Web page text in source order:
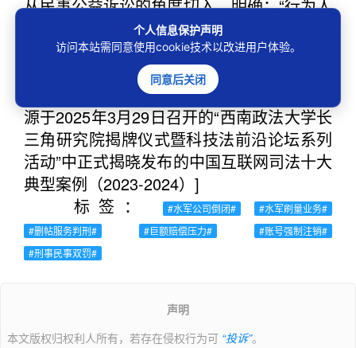
从民事公益诉讼的角度切入，明确：“行为人
以营利为目的，组织、操纵‘网络水军’进
行‘转评赞’‘直发’‘投诉举报删帖’等活动，属于
流量造假和干预信息呈现的行为，应当被认
定为利用网络传播虚假信息的违法行为。[来
源于2025年3月29日召开的“西南政法大学长
三角研究院揭牌仪式暨科技法前沿论坛系列
活动”中正式揭晓发布的中国互联网司法十大
典型案例（2023-2024）]
标签：
#水军公司倒闭#
#水军刷量业务#
#删帖服务判刑#
#巨额赔偿压力#
#账号强制注销#
#刑事民事双罚#
声明
本文版权归权利人所有，若存在侵权行为可 “投诉”。
个人信息保护声明
访问本站需同意使用cookie技术以改进用户体验。
同意后关闭